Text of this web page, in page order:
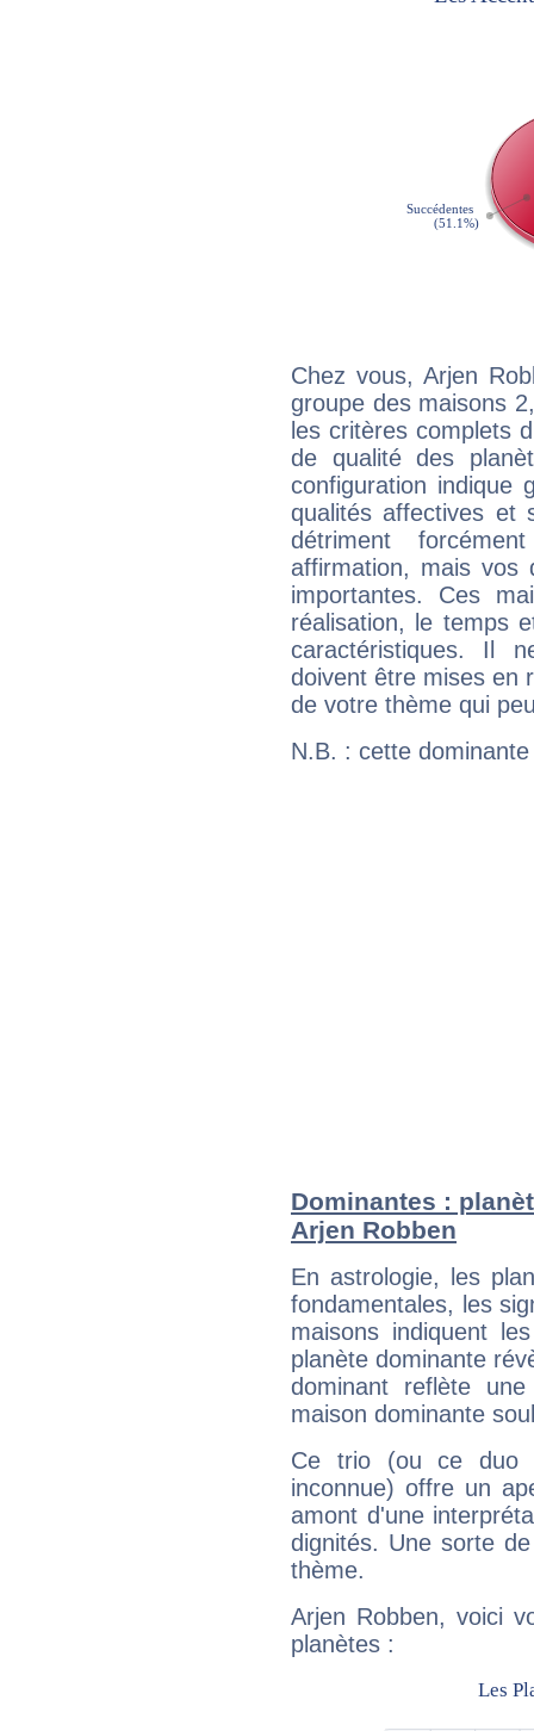
Chez vous, Arjen
groupe des maisons
les critères complets
de qualité des
configuration indique
qualités affectives et
détriment
affirmation, mais
importantes. Ces
réalisation, le temps
caractéristiques. Il
doivent être mises en
de votre thème qui
N.B. : cette
Dominantes :
Arjen Robben
En astrologie, les
fondamentales, les
maisons indiquent
planète dominante
dominant reflète
maison dominante
Ce trio (ou ce duo
inconnue) offre un
amont d'une
dignités. Une sorte
thème.
Arjen Robben, voici
planètes :